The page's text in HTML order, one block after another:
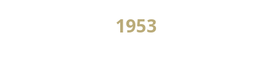
1953